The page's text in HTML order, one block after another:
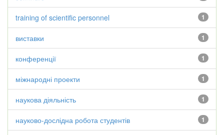
1
training of scientific personnel
1
виставки
1
конференції
1
міжнародні проекти
1
наукова діяльність
1
науково-дослідна робота студентів